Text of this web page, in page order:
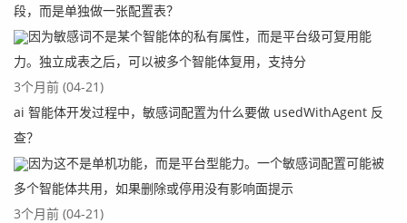
段，而是单独做一张配置表？
因为敏感词不是某个智能体的私有属性，而是平台级可复用能
力。独立成表之后，可以被多个智能体复用，支持分
3个月前 (04-21)
ai 智能体开发过程中，敏感词配置为什么要做 usedWithAgent 反
查？
因为这不是单机功能，而是平台型能力。一个敏感词配置可能被
多个智能体共用，如果删除或停用没有影响面提示
3个月前 (04-21)